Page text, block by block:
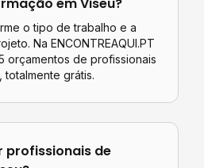
o tipo de trabalho e a
Na ENCONTREAQUI.PT
orçamentos de profissionais
, totalmente grátis.
profissionais de